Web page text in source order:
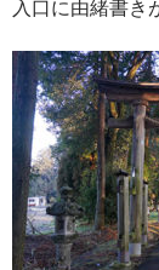
入口に由緒書き